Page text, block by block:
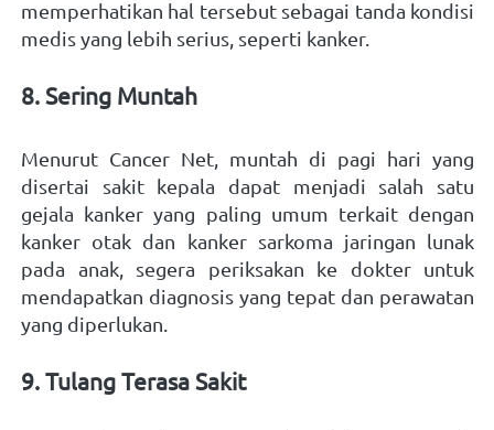
memperhatikan hal tersebut sebagai tanda kondisi
medis yang lebih serius, seperti kanker.
8. Sering Muntah
Menurut Cancer Net, muntah di pagi hari yang
disertai sakit kepala dapat menjadi salah satu
gejala kanker yang paling umum terkait dengan
kanker otak dan kanker sarkoma jaringan lunak
pada anak, segera periksakan ke dokter untuk
mendapatkan diagnosis yang tepat dan perawatan
yang diperlukan.
9. Tulang Terasa Sakit